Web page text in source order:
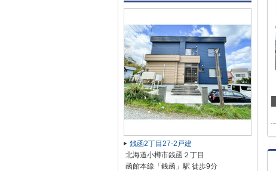
銭函2丁目27-2戸建
北海道小樽市銭函２丁目
函館本線「銭函」駅 徒歩9分